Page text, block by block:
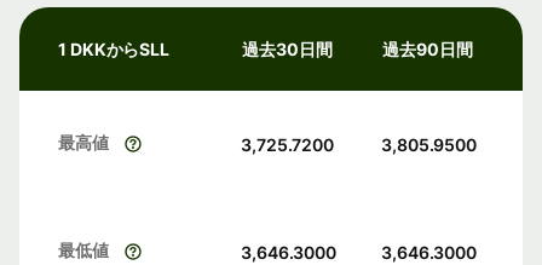
1 DKKからSLL 過去30日間 過去90日間
最高値 3,725.7200 3,805.9500
最低値 3,646.3000 3,646.3000